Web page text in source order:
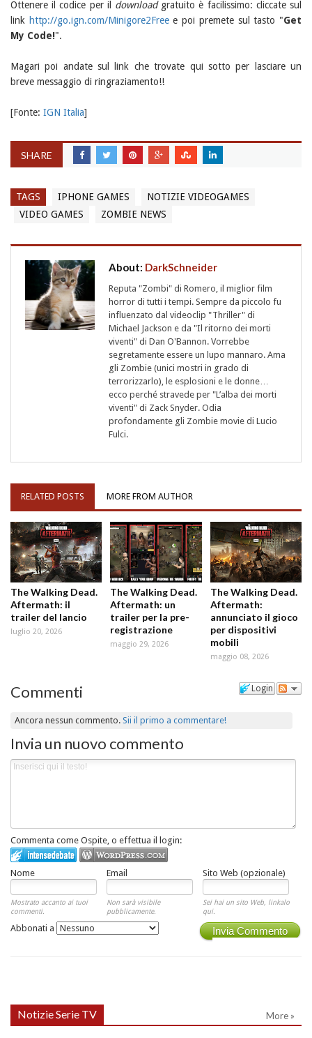
Ottenere il codice per il downloadgratuito è facilissimo: cliccate sul
link http://go.ign.com/Minigore2Freee poi premete sul tasto "Get
My Code!".
Magari poi andate sul link che trovate qui sotto per lasciare un
breve messaggio di ringraziamento!!
[Fonte: IGN Italia]
SHARE
TAGS IPHONE GAMES
NOTIZIE VIDEOGAMES
VIDEO GAMES
ZOMBIE NEWS
About: DarkSchneider
Reputa "Zombi" di Romero, il miglior film
horror di tutti i tempi. Sempre da piccolo fu
influenzato dal videoclip "Thriller" di
Michael Jackson e da "Il ritorno dei morti
viventi" di Dan O'Bannon. Vorrebbe
segretamente essere un lupo mannaro. Ama
gli Zombie (unici mostri in grado di
terrorizzarlo), le esplosioni e le donne…
ecco perché stravede per "L’alba dei morti
viventi" di Zack Snyder. Odia
profondamente gli Zombie movie di Lucio
Fulci.
RELATED POSTS MORE FROM AUTHOR
The Walking Dead.
Aftermath: il
trailer del lancio
luglio 20, 2026
The Walking Dead.
Aftermath: un
trailer per la pre-
registrazione
maggio 29, 2026
The Walking Dead.
Aftermath:
annunciato il gioco
per dispositivi
mobili
maggio 08, 2026
Login
Commenti
Ancora nessun commento.Sii il primo a commentare!
Invia un nuovo commento
Commenta come Ospite, o effettua il login:
Nome Email Sito Web (opzionale)
Mostrato accanto ai tuoi
commenti.
Non sarà visibile
pubblicamente.
Sei hai un sito Web, linkalo
qui.
Invia Commento
Abbonati a
Notizie Serie TV More »